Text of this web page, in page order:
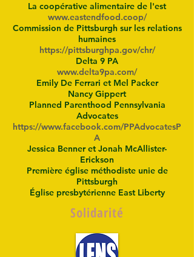
La coopérative alimentaire de l'est
www.eastendfood.coop/
Commission de Pittsburgh sur les relations
humaines
https://pittsburghpa.gov/chr/
Delta 9 PA
www.delta9pa.com/
Emily De Ferrari et Mel Packer
Nancy Gippert
Planned Parenthood Pennsylvania
Advocates
https://www.facebook.com/PPAdvocatesP
A
Jessica Benner et Jonah McAllister-
Erickson
Première église méthodiste unie de
Pittsburgh
Église presbytérienne East Liberty
Solidarité